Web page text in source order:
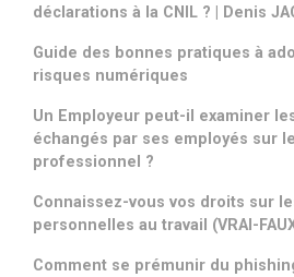
déclarations à la CNIL ? | Denis
Guide des bonnes pratiques à
risques numériques
Un Employeur peut-il examiner
échangés par ses employés sur
professionnel ?
Connaissez-vous vos droits sur
personnelles au travail (VRAI-
Comment se prémunir du phishing